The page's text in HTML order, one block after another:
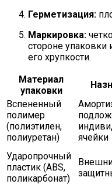
Герметизация:
Маркировка:
стороне
его хрупкости.
Материал
упаковки
Вспененный
полимер
(полиэтилен,
полиуретан)
ячейки
Ударопрочный
пластик (ABS,
поликарбонат)